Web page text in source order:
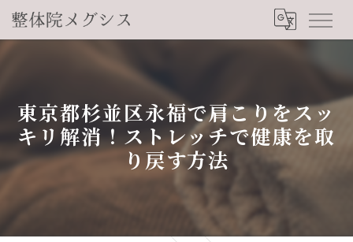
東京都杉並区永福で肩こりをスッ
キリ解消！ストレッチで健康を取
り戻す方法